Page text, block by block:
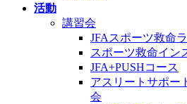
活動
講習会
JFAスポーツ救命
スポーツ救命イン
JFA+PUSHコース
アスリートサポー
会